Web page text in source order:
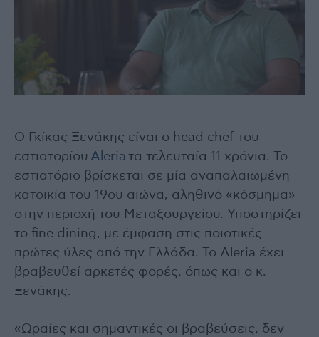
Ο Γκίκας Ξενάκης είναι ο head chef του
εστιατορίου Aleria τα τελευταία 11 χρόνια. Το
εστιατόριο βρίσκεται σε μία αναπαλαιωμένη
κατοικία του 19ου αιώνα, αληθινό «κόσμημα»
στην περιοχή του Μεταξουργείου. Υποστηρίζει
το fine dining, με έμφαση στις ποιοτικές
πρώτες ύλες από την Ελλάδα. Το Aleria έχει
βραβευθεί αρκετές φορές, όπως και ο κ.
Ξενάκης.
«Ωραίες και σημαντικές οι βραβεύσεις, δεν